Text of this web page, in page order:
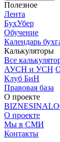
Полезное
Лента
БухУбер
Обучение
Календарь
Калькуляторы
Все
АУСН и УСН
Клуб БиН
Правовая база
О проекте
О проекте
Мы в СМИ
Контакты